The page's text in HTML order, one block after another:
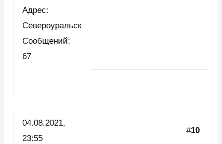
Адрес:
Североуральск
Сообщений:
67
04.08.2021,
23:55
#10